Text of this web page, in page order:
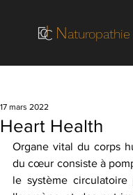
Naturopathie
Heart Health
17 mars 2022
Organe vital du corps
du cœur consiste à
le système